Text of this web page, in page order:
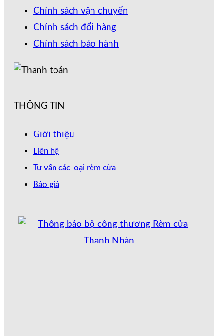
Chính sách vận chuyển
Chính sách đổi hàng
Chính sách bảo hành
THÔNG TIN
Giới thiệu
Liên hệ
Tư vấn các loại rèm cửa
Báo giá